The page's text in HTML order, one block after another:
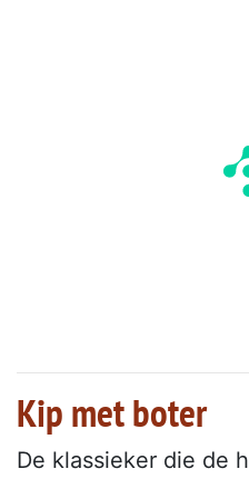
Kip met boter
De klassieker die de